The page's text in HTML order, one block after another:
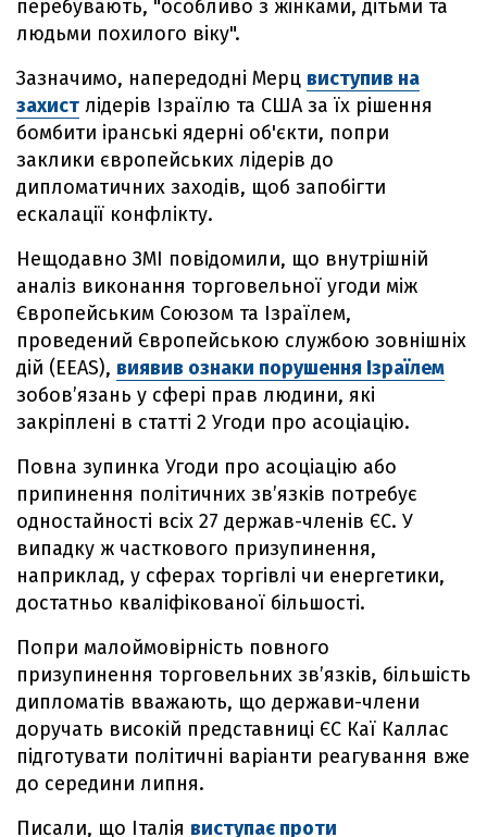
перебувають, "особливо з жінками, дітьми та
людьми похилого віку".
Зазначимо, напередодні Мерц виступив на
захист лідерів Ізраїлю та США за їх рішення
бомбити іранські ядерні об'єкти, попри
заклики європейських лідерів до
дипломатичних заходів, щоб запобігти
ескалації конфлікту.
Нещодавно ЗМІ повідомили, що внутрішній
аналіз виконання торговельної угоди між
Європейським Союзом та Ізраїлем,
проведений Європейською службою зовнішніх
дій (EEAS), виявив ознаки порушення Ізраїлем
зобов’язань у сфері прав людини, які
закріплені в статті 2 Угоди про асоціацію.
Повна зупинка Угоди про асоціацію або
припинення політичних зв’язків потребує
одностайності всіх 27 держав-членів ЄС. У
випадку ж часткового призупинення,
наприклад, у сферах торгівлі чи енергетики,
достатньо кваліфікованої більшості.
Попри малоймовірність повного
призупинення торговельних зв’язків, більшість
дипломатів вважають, що держави-члени
доручать високій представниці ЄС Каї Каллас
підготувати політичні варіанти реагування вже
до середини липня.
Писали, що Італія виступає проти